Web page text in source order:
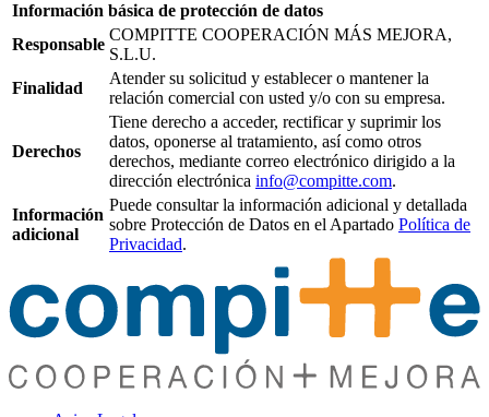
Información básica de protección de datos
Responsable
COMPITTE COOPERACIÓN MÁS MEJORA,
S.L.U.
Finalidad
Atender su solicitud y establecer o mantener la
relación comercial con usted y/o con su empresa.
Derechos
Tiene derecho a acceder, rectificar y suprimir los
datos, oponerse al tratamiento, así como otros
derechos, mediante correo electrónico dirigido a la
dirección electrónica info@compitte.com.
Información
adicional
Puede consultar la información adicional y detallada
sobre Protección de Datos en el Apartado Política de
Privacidad.